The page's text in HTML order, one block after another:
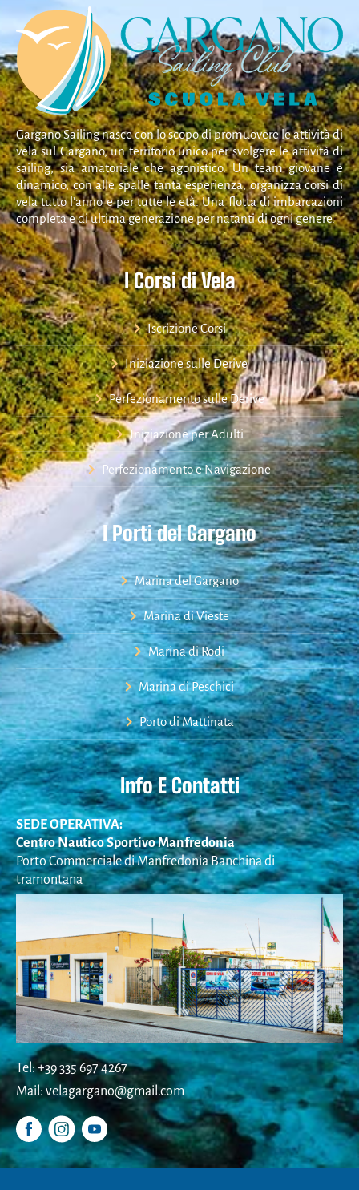
Gargano Sailing nasce con lo scopo di promuovere le attività di
vela sul Gargano, un territorio unico per svolgere le attività di
sailing, sia amatoriale che agonistico. Un team giovane e
dinamico, con alle spalle tanta esperienza, organizza corsi di
vela tutto l’anno e per tutte le età. Una flotta di imbarcazioni
completa e di ultima generazione per natanti di ogni genere.
I Corsi di Vela
Iscrizione Corsi
Iniziazione sulle Derive
Perfezionamento sulle Derive
Iniziazione per Adulti
Perfezionamento e Navigazione
I Porti del Gargano
Marina del Gargano
Marina di Vieste
Marina di Rodi
Marina di Peschici
Porto di Mattinata
Info E Contatti
SEDE OPERATIVA:
Centro Nautico Sportivo Manfredonia
Porto Commerciale di Manfredonia Banchina di
tramontana
Tel: +39 335 697 4267
Mail: velagargano@gmail.com